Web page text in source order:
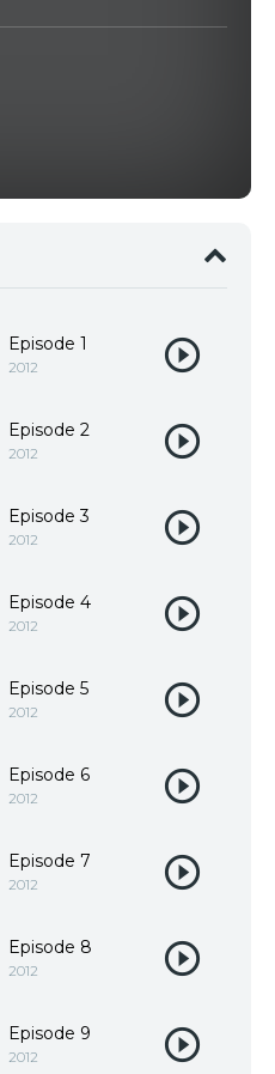
Episode 1
2012
Episode 2
2012
Episode 3
2012
Episode 4
2012
Episode 5
2012
Episode 6
2012
Episode 7
2012
Episode 8
2012
Episode 9
2012